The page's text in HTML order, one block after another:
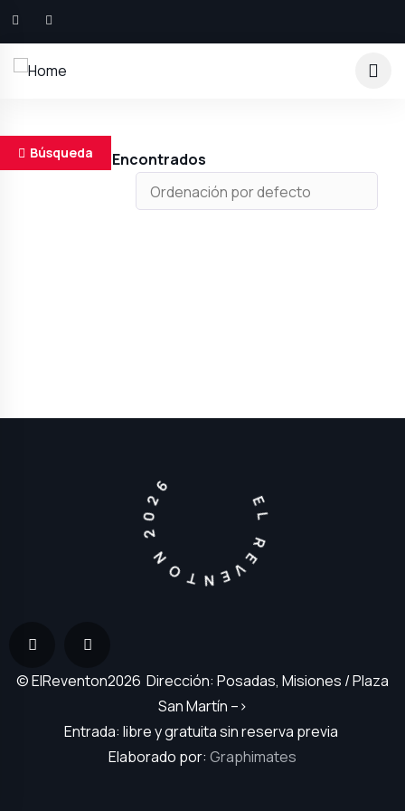
Búsqueda
Resultados Encontrados
EL REVENTON 2026
© ElReventon2026 Dirección: Posadas, Misiones / Plaza
San Martín –>
Entrada: libre y gratuita sin reserva previa
Elaborado por: Graphimates